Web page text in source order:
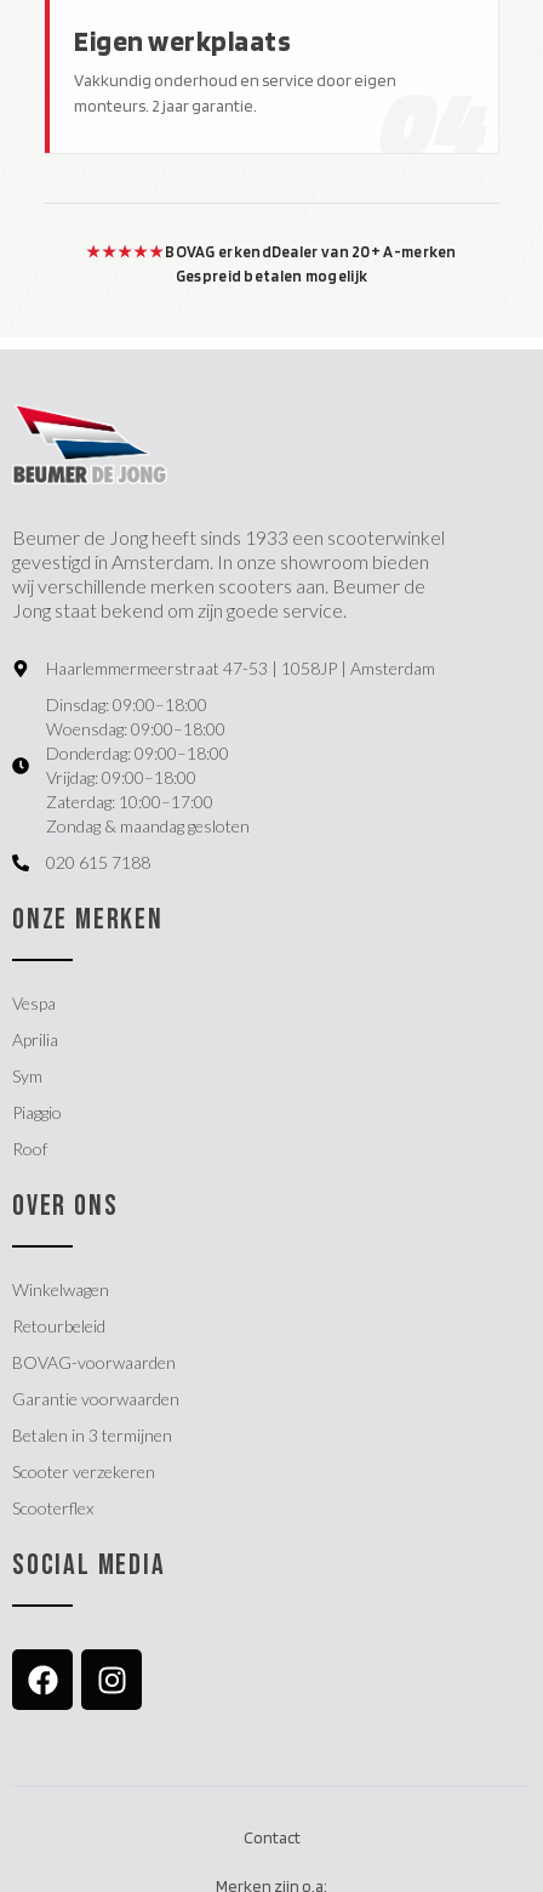
Eigen werkplaats
Vakkundig onderhoud en service door eigen
monteurs. 2 jaar garantie.
04
★★★★★BOVAG erkendDealer van 20+ A-merken
Gespreid betalen mogelijk
Beumer de Jong heeft sinds 1933 een scooterwinkel
gevestigd in Amsterdam. In onze showroom bieden
wij verschillende merken scooters aan. Beumer de
Jong staat bekend om zijn goede service.
Haarlemmermeerstraat 47-53 | 1058JP | Amsterdam
Dinsdag: 09:00–18:00
Woensdag: 09:00–18:00
Donderdag: 09:00–18:00
Vrijdag: 09:00–18:00
Zaterdag: 10:00–17:00
Zondag & maandag gesloten
020 615 7188
ONZE MERKEN
Vespa
Aprilia
Sym
Piaggio
Roof
OVER ONS
Winkelwagen
Retourbeleid
BOVAG-voorwaarden
Garantie voorwaarden
Betalen in 3 termijnen
Scooter verzekeren
Scooterflex
SOCIAL MEDIA
Merken zijn o.a:
Contact